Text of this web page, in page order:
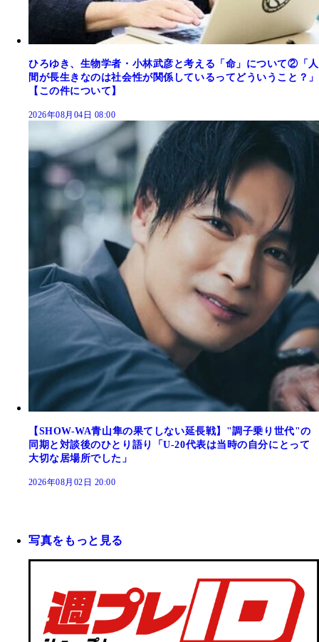
ひろゆき、生物学者・小林武彦と考える「命」について②「人
間が長生きなのは社会性が関係しているってどういうこと？」
【この件について】
2026年08月04日 08:00
【SHOW-WA青山隼の果てしない延長戦】"調子乗り世代"の
同期と対談後のひとり語り「U-20代表は当時の自分にとって
大切な居場所でした」
2026年08月02日 20:00
写真をもっと見る